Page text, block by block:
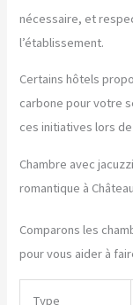
nécessaire, et
l’établissement.
Certains hôtels
carbone pour votre
ces initiatives lors
Chambre avec
romantique à
Comparons les
pour vous aider à
Type